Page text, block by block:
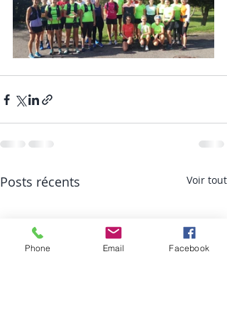
Posts récents Voir tout
Phone Email Facebook